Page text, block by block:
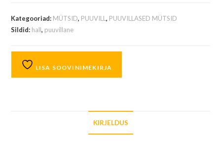
Kategooriad: MÜTSID, PUUVILL, PUUVILLASED MÜTSID
Sildid: hall, puuvillane
LISA SOOVINIMEKIRJA
KIRJELDUS